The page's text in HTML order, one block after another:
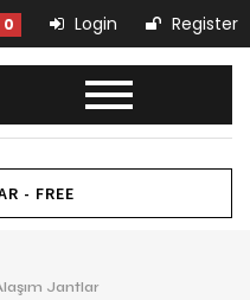
0 Login Register
- FREE
Jantlar